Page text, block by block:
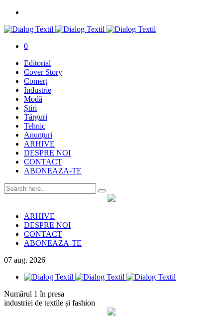
0
Editorial
Cover Story
Comerț
Industrie
Modă
Știri
Târguri
Tehnic
Anunțuri
ARHIVE
DESPRE NOI
CONTACT
ABONEAZA-TE
ARHIVE
DESPRE NOI
CONTACT
ABONEAZA-TE
07 aug. 2026
Numărul 1 în presa
industriei de textile și fashion